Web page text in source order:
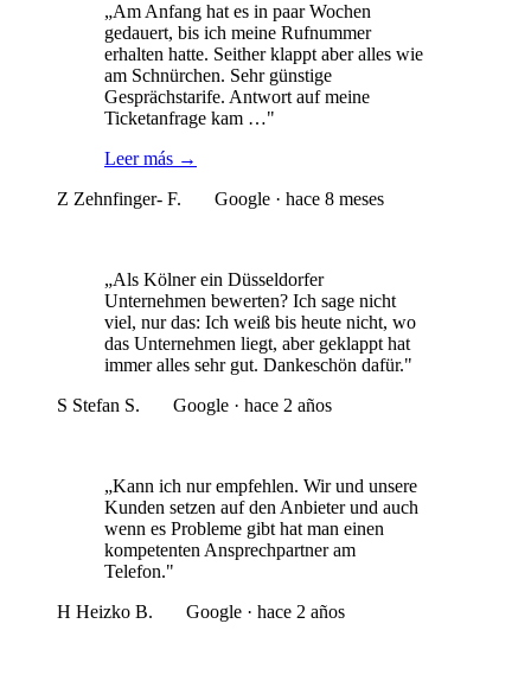
„Am Anfang hat es in paar Wochen
gedauert, bis ich meine Rufnummer
erhalten hatte. Seither klappt aber alles wie
am Schnürchen. Sehr günstige
Gesprächstarife. Antwort auf meine
Ticketanfrage kam …"
Leer más →
Z Zehnfinger- F. Google · hace 8 meses
„Als Kölner ein Düsseldorfer
Unternehmen bewerten? Ich sage nicht
viel, nur das: Ich weiß bis heute nicht, wo
das Unternehmen liegt, aber geklappt hat
immer alles sehr gut. Dankeschön dafür."
S Stefan S. Google · hace 2 años
„Kann ich nur empfehlen. Wir und unsere
Kunden setzen auf den Anbieter und auch
wenn es Probleme gibt hat man einen
kompetenten Ansprechpartner am
Telefon."
H Heizko B. Google · hace 2 años